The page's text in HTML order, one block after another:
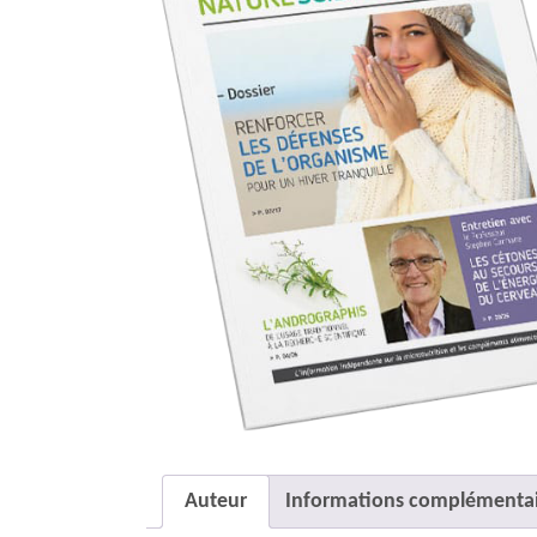
Auteur Informations